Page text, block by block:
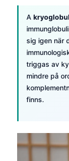
A
sig igen när
triggas av
mindre på
finns.